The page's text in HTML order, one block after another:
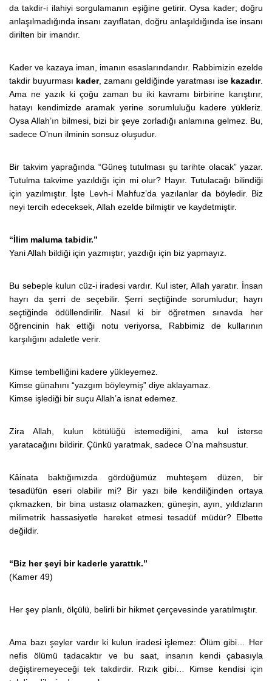
da takdir-i ilahiyi sorgulamanın eşiğine getirir. Oysa kader; doğru
anlaşılmadığında insanı zayıflatan, doğru anlaşıldığında ise insanı
dirilten bir imandır.
Kader ve kazaya iman, imanın esaslarındandır. Rabbimizin ezelde
takdir buyurması kader, zamanı geldiğinde yaratması ise kazadır.
Ama ne yazık ki çoğu zaman bu iki kavramı birbirine karıştırır,
hatayı kendimizde aramak yerine sorumluluğu kadere yükleriz.
Oysa Allah’ın bilmesi, bizi bir şeye zorladığı anlamına gelmez. Bu,
sadece O’nun ilminin sonsuz oluşudur.
Bir takvim yaprağında “Güneş tutulması şu tarihte olacak” yazar.
Tutulma takvime yazıldığı için mi olur? Hayır. Tutulacağı bilindiği
için yazılmıştır. İşte Levh-i Mahfuz’da yazılanlar da böyledir. Biz
neyi tercih edeceksek, Allah ezelde bilmiştir ve kaydetmiştir.
“İlim maluma tabidir.”
Yani Allah bildiği için yazmıştır; yazdığı için biz yapmayız.
Bu sebeple kulun cüz-i iradesi vardır. Kul ister, Allah yaratır. İnsan
hayrı da şerri de seçebilir. Şerri seçtiğinde sorumludur; hayrı
seçtiğinde ödüllendirilir. Nasıl ki bir öğretmen sınavda her
öğrencinin hak ettiği notu veriyorsa, Rabbimiz de kullarının
karşılığını adaletle verir.
Kimse tembelliğini kadere yükleyemez.
Kimse günahını “yazgım böyleymiş” diye aklayamaz.
Kimse işlediği bir suçu Allah’a isnat edemez.
Zira Allah, kulun kötülüğü istemediğini, ama kul isterse
yaratacağını bildirir. Çünkü yaratmak, sadece O’na mahsustur.
Kâinata baktığımızda gördüğümüz muhteşem düzen, bir
tesadüfün eseri olabilir mi? Bir yazı bile kendiliğinden ortaya
çıkmazken, bir bina ustasız olamazken; güneşin, ayın, yıldızların
milimetrik hassasiyetle hareket etmesi tesadüf müdür? Elbette
değildir.
“Biz her şeyi bir kaderle yarattık.”
(Kamer 49)
Her şey planlı, ölçülü, belirli bir hikmet çerçevesinde yaratılmıştır.
Ama bazı şeyler vardır ki kulun iradesi işlemez: Ölüm gibi… Her
nefis ölümü tadacaktır ve bu saat, insanın kendi çabasıyla
değiştiremeyeceği tek takdirdir. Rızık gibi… Kimse kendisi için